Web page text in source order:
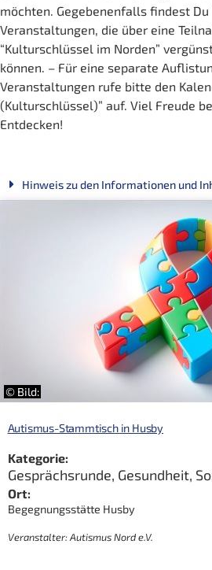
möchten. Gegebenenfalls findest Du
Veranstaltungen, die über eine
“Kulturschlüssel im Norden”
können. – Für eine separate
Veranstaltungen rufe bitte den
(Kulturschlüssel)” auf. Viel Freude
Entdecken!
Hinweis zu den Informationen und
© Bild:
Autismus-Stammtisch in Husby
Kategorie:
Gesprächsrunde, Gesundheit,
Ort:
Begegnungsstätte Husby
Veranstalter: Autismus Nord e.V.